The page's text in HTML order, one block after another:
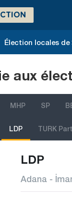
Élection locales de
aux
MHP SP
LDP TURK
LDP
Adana -